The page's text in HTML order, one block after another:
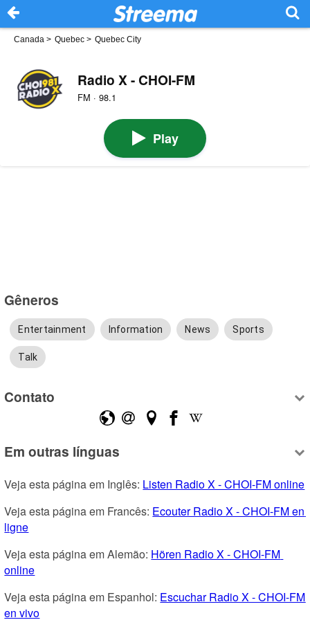
Canada > Quebec > Quebec City
Radio X - CHOI-FM
FM · 98.1
Play
Gêneros
Entertainment Information News Sports
Talk
Contato
Em outras línguas
Veja esta página em Inglês: Listen Radio X - CHOI-FM online
Veja esta página em Francês: Ecouter Radio X - CHOI-FM en
ligne
Veja esta página em Alemão: Hören Radio X - CHOI-FM
online
Veja esta página em Espanhol: Escuchar Radio X - CHOI-FM
en vivo